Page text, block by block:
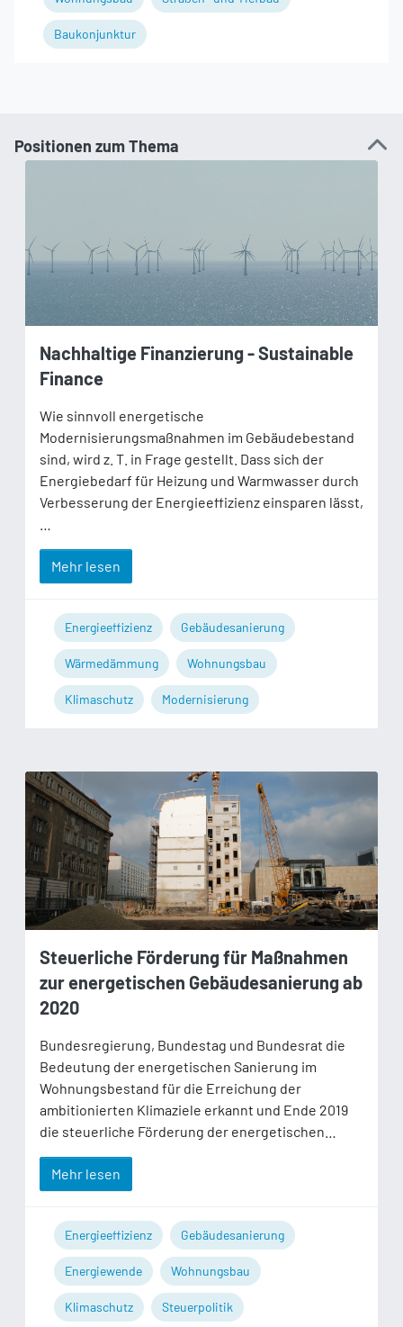
Baukonjunktur
Positionen zum Thema
Nachhaltige Finanzierung - Sustainable
Finance
Wie sinnvoll energetische
Modernisierungsmaßnahmen im Gebäudebestand
sind, wird z. T. in Frage gestellt. Dass sich der
Energiebedarf für Heizung und Warmwasser durch
Verbesserung der Energieeffizienz einsparen lässt,
Mehr lesen
Energieeffizienz Gebäudesanierung
Wärmedämmung Wohnungsbau
Klimaschutz Modernisierung
Steuerliche Förderung für Maßnahmen
zur energetischen Gebäudesanierung ab
2020
Bundesregierung, Bundestag und Bundesrat die
Bedeutung der energetischen Sanierung im
Wohnungsbestand für die Erreichung der
ambitionierten Klimaziele erkannt und Ende 2019
die steuerliche Förderung der energetischen…
Mehr lesen
Energieeffizienz Gebäudesanierung
Energiewende Wohnungsbau
Klimaschutz Steuerpolitik